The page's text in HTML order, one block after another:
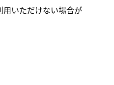
いただけない場合が